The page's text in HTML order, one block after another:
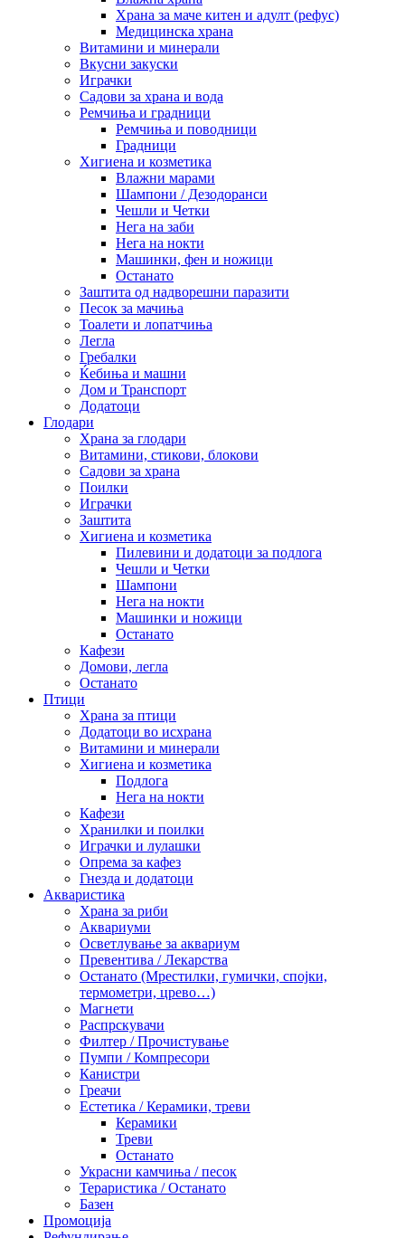
Храна за маче китен и адулт (рефус)
Медицинска храна
Витамини и минерали
Вкусни закуски
Играчки
Садови за храна и вода
Ремчиња и градници
Ремчиња и поводници
Градници
Хигиена и козметика
Влажни марами
Шампони / Дезодоранси
Чешли и Четки
Нега на заби
Нега на нокти
Машинки, фен и ножици
Останато
Заштита од надворешни паразити
Песок за мачиња
Тоалети и лопатчиња
Легла
Гребалки
Ќебиња и машни
Дом и Транспорт
Додатоци
Глодари
Храна за глодари
Витамини, стикови, блокови
Садови за храна
Поилки
Играчки
Заштита
Хигиена и козметика
Пилевини и додатоци за подлога
Чешли и Четки
Шампони
Нега на нокти
Машинки и ножици
Останато
Кафези
Домови, легла
Останато
Птици
Храна за птици
Додатоци во исхрана
Витамини и минерали
Хигиена и козметика
Подлога
Нега на нокти
Кафези
Хранилки и поилки
Играчки и лулашки
Опрема за кафез
Гнезда и додатоци
Акваристика
Храна за риби
Аквариуми
Осветлување за аквариум
Превентива / Лекарства
Останато (Мрестилки, гумички, спојки,
термометри, црево…)
Магнети
Распрскувачи
Филтер / Прочистување
Пумпи / Компресори
Канистри
Греачи
Естетика / Керамики, треви
Керамики
Треви
Останато
Украсни камчиња / песок
Тераристика / Останато
Базен
Промоција